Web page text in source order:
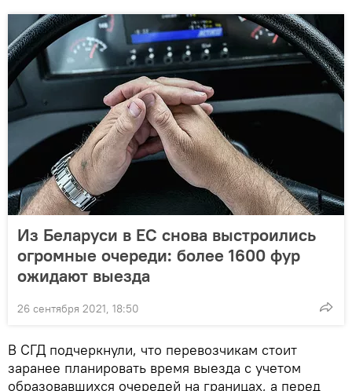
Из Беларуси в ЕС снова выстроились
огромные очереди: более 1600 фур
ожидают выезда
26 сентября 2021, 18:50
В СГД подчеркнули, что перевозчикам стоит
заранее планировать время выезда с учетом
образовавшихся очередей на границах, а перед